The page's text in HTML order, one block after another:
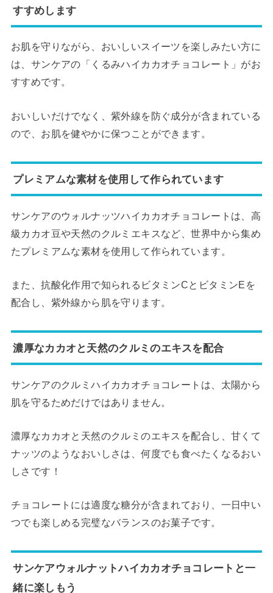
すすめします
お肌を守りながら、おいしいスイーツを楽しみたい方に
は、サンケアの「くるみハイカカオチョコレート」がお
すすめです。
おいしいだけでなく、紫外線を防ぐ成分が含まれている
ので、お肌を健やかに保つことができます。
プレミアムな素材を使用して作られています
サンケアのウォルナッツハイカカオチョコレートは、高
級カカオ豆や天然のクルミエキスなど、世界中から集め
たプレミアムな素材を使用して作られています。
また、抗酸化作用で知られるビタミンCとビタミンEを
配合し、紫外線から肌を守ります。
濃厚なカカオと天然のクルミのエキスを配合
サンケアのクルミハイカカオチョコレートは、太陽から
肌を守るためだけではありません。
濃厚なカカオと天然のクルミのエキスを配合し、甘くて
ナッツのようなおいしさは、何度でも食べたくなるおい
しさです！
チョコレートには適度な糖分が含まれており、一日中い
つでも楽しめる完璧なバランスのお菓子です。
サンケアウォルナットハイカカオチョコレートと一
緒に楽しもう